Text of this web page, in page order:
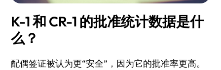
K-1 和 CR-1 的批准统计数据是什
么？
配偶签证被认为更“安全” ，因为它的批准率更高。